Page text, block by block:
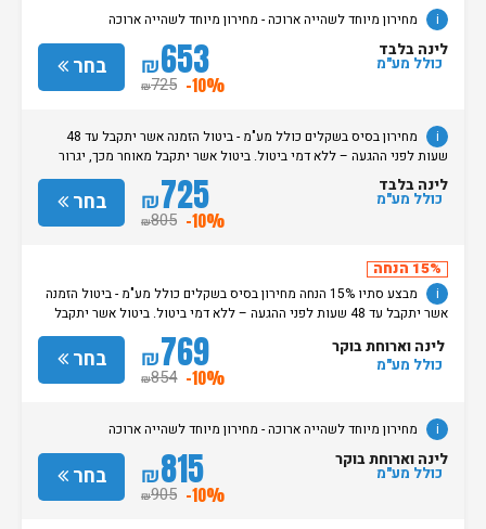
i מחירון מיוחד לשהייה ארוכה - מחירון מיוחד לשהייה ארוכה
בחר ₪653
₪725 -10%
לינה בלבד
כולל מע"מ
i
מחירון בסיס בשקלים כולל מע"מ - ביטול הזמנה אשר יתקבל עד 48
שעות לפני ההגעה – ללא דמי ביטול. ביטול אשר יתקבל מאוחר מכך, יגרור
חיוב בסך 50% מעלות ההזמנה. אי הגעה ללא כל הודעה מוקדמת תגרור חיוב
בסך 100% מעלות ההזמנה. מדיניות קבלת/עזיבת חדרים: שעת קבלת החדרים
הינה החל מהשעה 15:00. בימי שבת / חג: קבלת חדרים החל מצאת
השבת/החג. שעת עזיבת חדרים בכל ימות השבוע עד השעה 11:00. בימי שבת/
בחר ₪725
₪805 -10%
לינה בלבד
כולל מע"מ
15% הנחה
i
מבצע סתיו 15% הנחה מחירון בסיס בשקלים כולל מע"מ - ביטול הזמנה
אשר יתקבל עד 48 שעות לפני ההגעה – ללא דמי ביטול. ביטול אשר יתקבל
מאוחר מכך, יגרור חיוב בסך 50% מעלות ההזמנה. אי הגעה ללא כל הודעה
מוקדמת תגרור חיוב בסך 100% מעלות ההזמנה. מדיניות קבלת/עזיבת חדרים:
שעת קבלת החדרים הינה החל מהשעה 15:00. בימי שבת / חג: קבלת חדרים
החל מצאת השבת/החג. שעת עזיבת חדרים בכל ימות השבוע עד השעה 11:00.
בחר ₪769
₪854 -10%
לינה וארוחת בוקר
כולל מע"מ
i מחירון מיוחד לשהייה ארוכה - מחירון מיוחד לשהייה ארוכה
בחר ₪815
₪905 -10%
לינה וארוחת בוקר
כולל מע"מ